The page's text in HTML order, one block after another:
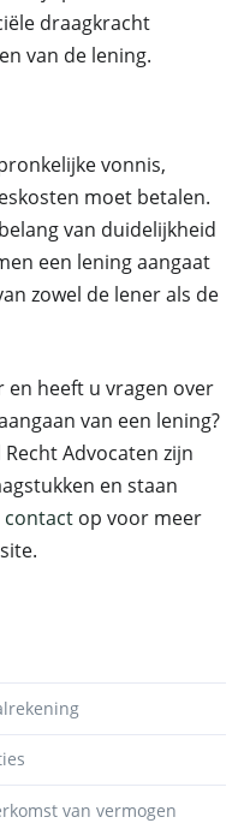
draagkracht
van de lening.
vonnis,
moet betalen.
van duidelijkheid
een lening aangaat
zowel de lener als de
heeft u vragen over
van een lening?
Advocaten zijn
en staan
contact op voor meer
van vermogen